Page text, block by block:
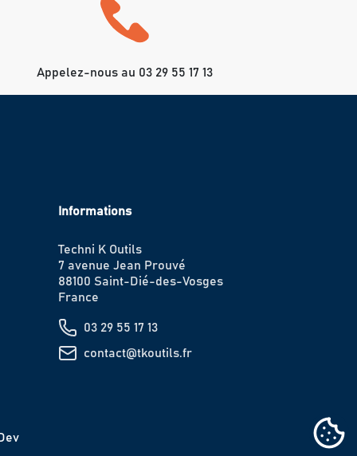
Appelez-nous au 03 29 55 17 13
Informations
Techni K Outils
7 avenue Jean Prouvé
88100 Saint-Dié-des-Vosges
France
03 29 55 17 13
contact@tkoutils.fr